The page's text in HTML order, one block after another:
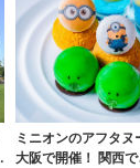
ミニオンのアフタヌ
大阪で開催！ 関西